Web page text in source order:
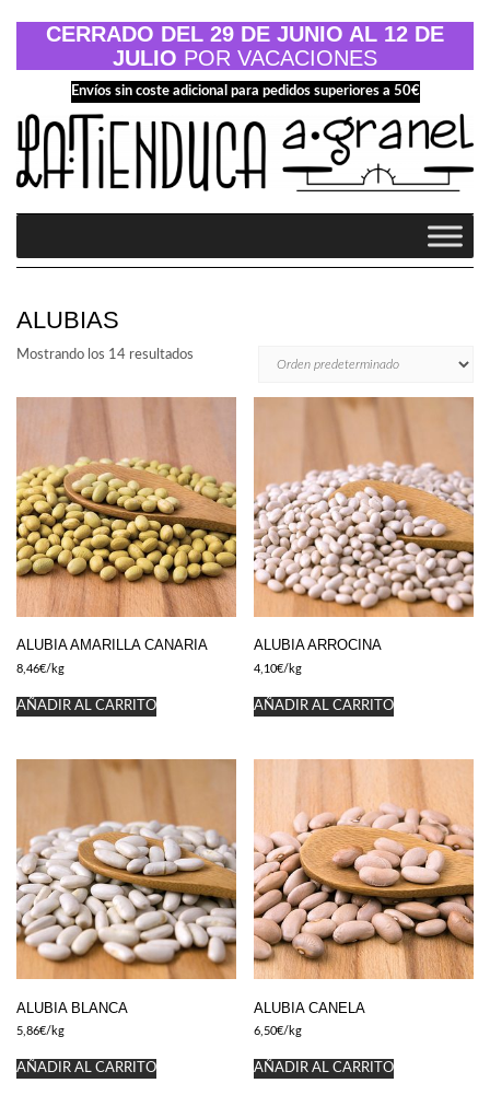
CERRADO DEL 29 DE JUNIO AL 12 DE
JULIO POR VACACIONES
Envíos sin coste adicional para pedidos superiores a 50€
ALUBIAS
Mostrando los 14 resultados
ALUBIA AMARILLA CANARIA
8,46€/kg
AÑADIR AL CARRITO
ALUBIA ARROCINA
4,10€/kg
AÑADIR AL CARRITO
ALUBIA BLANCA
5,86€/kg
AÑADIR AL CARRITO
ALUBIA CANELA
6,50€/kg
AÑADIR AL CARRITO